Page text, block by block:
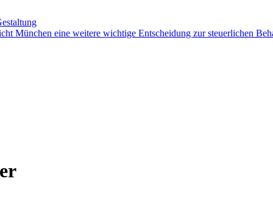
München eine weitere wichtige Entscheidung zur steuerlichen